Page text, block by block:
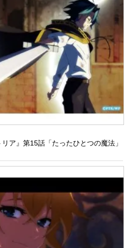
ア』第15話「たったひとつの魔法」